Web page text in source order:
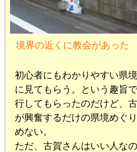
境界の近くに教会があった
初心者にもわかりやすい県
に見てもらう。という趣旨
行してもらったのだけど、
が興奮するだけの県境めぐ
めない。
ただ、古賀さんはいい人な